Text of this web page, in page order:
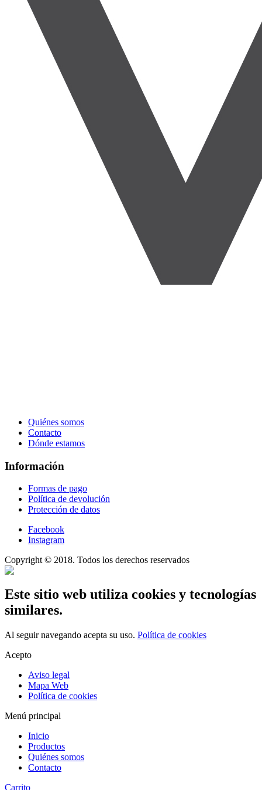
Quiénes somos
Contacto
Dónde estamos
Información
Formas de pago
Política de devolución
Protección de datos
Facebook
Instagram
Copyright © 2018. Todos los derechos reservados
Este sitio web utiliza cookies y tecnologías
similares.
Al seguir navegando acepta su uso. Política de cookies
Acepto
Aviso legal
Mapa Web
Política de cookies
Menú principal
Inicio
Productos
Quiénes somos
Contacto
Carrito